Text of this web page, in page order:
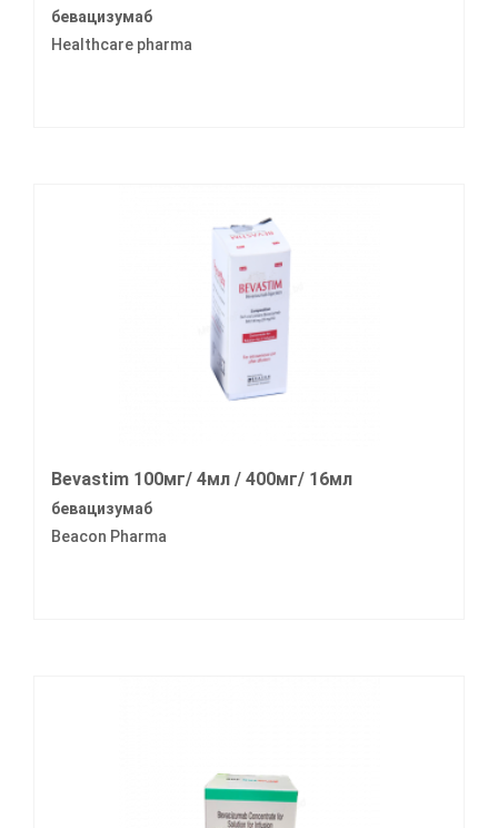
бевацизумаб
Healthcare pharma
Bevastim 100мг/ 4мл / 400мг/ 16мл
бевацизумаб
Beacon Pharma